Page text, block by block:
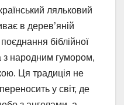
ляльковий
в дерев’яній
біблійної
з народним гумором,
Ця традиція не
у світ, де